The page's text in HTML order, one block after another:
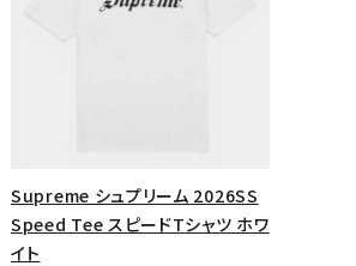
Supreme シュプリーム 2026SS
Speed Tee スピードTシャツ ホワ
イト